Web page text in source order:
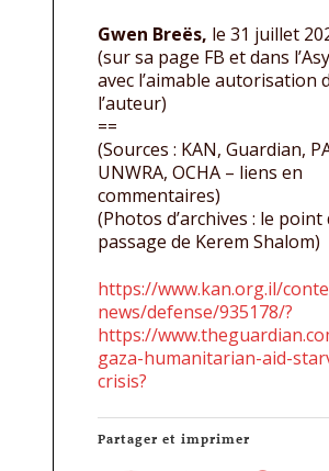
Gwen Breës, le 31 juillet
(sur sa page FB et dans
avec l’aimable autorisation
l’auteur)
==
(Sources : KAN, Guardian,
UNWRA, OCHA – liens en
commentaires)
(Photos d’archives : le point
passage de Kerem Shalom)
https://www.kan.org.il/
news/defense/935178/?
https://
gaza-humanitarian-aid-
crisis?
Partager et imprimer